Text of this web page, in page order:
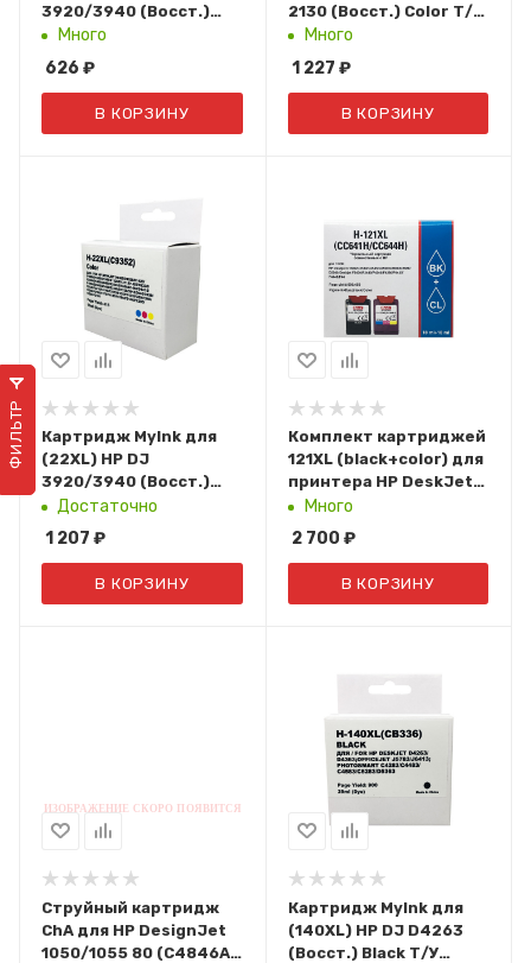
3920/3940 (Восст.)
Black (C9351CE)
Много
626 ₽
В КОРЗИНУ
2130 (Восст.) Color Т/У
(F6V18AE)
Много
1 227 ₽
В КОРЗИНУ
Картридж MyInk для
(22XL) HP DJ
3920/3940 (Восст.)
Color Т/У (C9352CE)
Достаточно
1 207 ₽
В КОРЗИНУ
Комплект картриджей
121XL (black+color) для
принтера HP DeskJet
D2563/F4283
CC641HE/CC644HE
Myink
Много
2 700 ₽
В КОРЗИНУ
Струйный картридж
ChA для HP DesignJet
1050/1055 80 (C4846A)
Картридж MyInk для
(140XL) HP DJ D4263
(Восст.) Black Т/У
ФИЛЬТР